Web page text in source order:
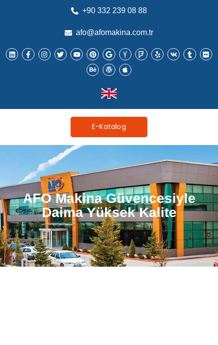
+90 332 239 08 88
afo@afomakina.com.tr
E-Katalog
AFO Makina Güvencesiyle
Daima Yüksek Kalite